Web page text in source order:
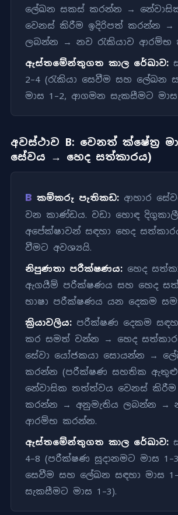
ලේඛන සකස් කරන්න →
වෙනස් කිරීම ඉදිරිපත් කරන්න →
ලබන්න → නව රැකියාව ආරම්භ
ඇස්තමේන්තුගත කාල රේඛාව:
2–4 (රැකියා සෙවීම සහ ලේඛන
මාස 1–2, ආගමන සැකසීමට මාස
අවස්ථාව B: වෙනත් ක්ෂේත්‍ර
සේවය → හෙද සත්කාරය)
B කම්කරු පැතිකඩ: ආහාර
වන කාණ්ඩය. වඩා හොඳ
අපේක්ෂාවන් සඳහා හෙද
වීමට අවශ්‍යයි.
නිපුණතා පරීක්ෂණය: හෙද
ඇගයීම් පරීක්ෂණය සහ හෙද
භාෂා පරීක්ෂණය යන දෙකම
ක්‍රියාවලිය: පරීක්ෂණ දෙකම
කර සමත් වන්න → හෙද
සේවා යෝජකයා සොයන්න →
කරන්න (පරීක්ෂණ සහතික
නේවාසික තත්ත්වය වෙනස් කිරීම
කරන්න → අනුමැතිය ලබන්න →
ආරම්භ කරන්න.
ඇස්තමේන්තුගත කාල රේඛාව:
4–8 (පරීක්ෂණ සූදානමට මාස
සෙවීම සහ ලේඛන සඳහා මාස
සැකසීමට මාස 1–3).